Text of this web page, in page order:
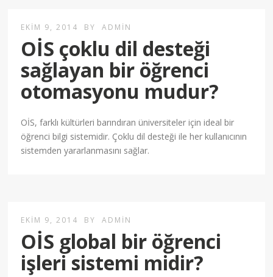
EKIM 9, 2014 BY ADMIN
OİS çoklu dil desteği
sağlayan bir öğrenci
otomasyonu mudur?
OİS, farklı kültürleri barındıran üniversiteler için ideal bir
öğrenci bilgi sistemidir. Çoklu dil desteği ile her kullanıcının
sistemden yararlanmasını sağlar.
EKIM 9, 2014 BY ADMIN
OİS global bir öğrenci
işleri sistemi midir?